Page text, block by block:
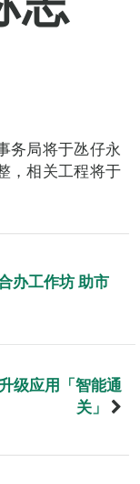
务局将于氹仔永
，相关工程将于
办工作坊 助市
级应用「智能通
关」